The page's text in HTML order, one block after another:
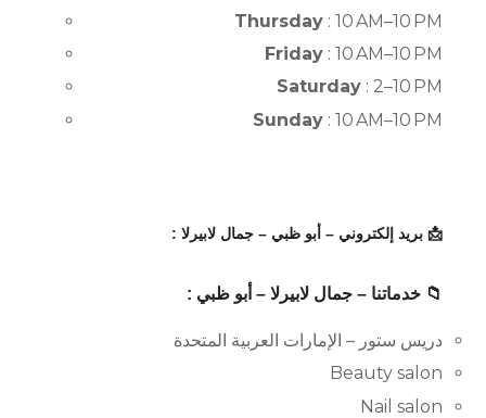
Thursday : 10 AM–10 PM
Friday : 10 AM–10 PM
Saturday : 2–10 PM
Sunday : 10 AM–10 PM
📩 بريد إلكتروني – أبو ظبي – جمال لابيرلا :
📁 خدماتنا – جمال لابيرلا – أبو ظبي :
دريس ستور – الإمارات العربية المتحدة
Beauty salon
Nail salon